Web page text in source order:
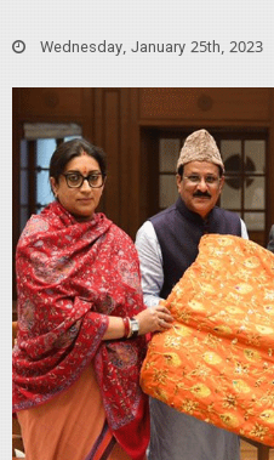
Wednesday, January 25th, 2023